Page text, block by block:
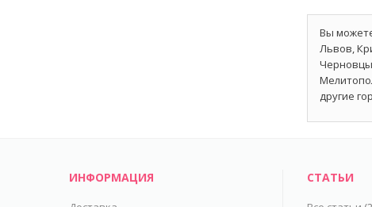
Вы
Львов,
другие
ИНФОРМАЦИЯ СТАТЬИ